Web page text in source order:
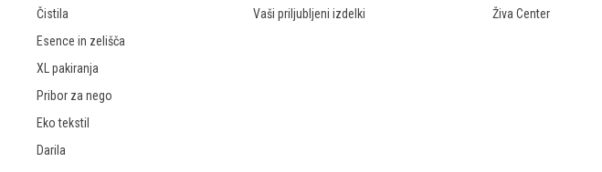
Čistila
Esence in zelišča
XL pakiranja
Pribor za nego
Eko tekstil
Darila
Vaši priljubljeni izdelki
Živa Center